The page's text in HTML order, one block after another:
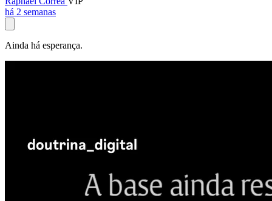
há 2 semanas
Ainda há esperança.